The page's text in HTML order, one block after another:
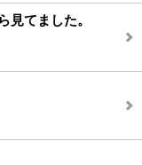
てました。